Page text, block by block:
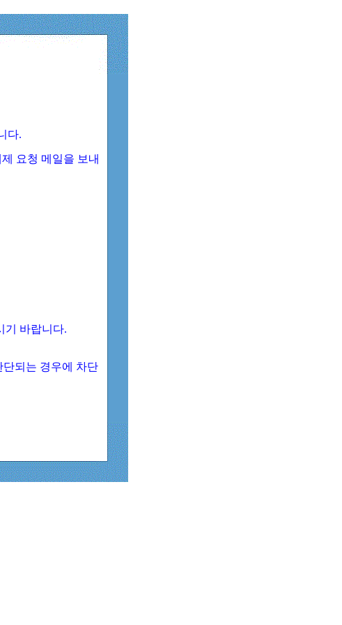
다.
요청 메일을 보내
기 바랍니다.
단되는 경우에 차단